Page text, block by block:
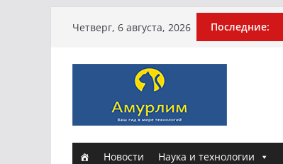
Четверг, 6 августа, 2026 Последние:
Новости Наука и технологии